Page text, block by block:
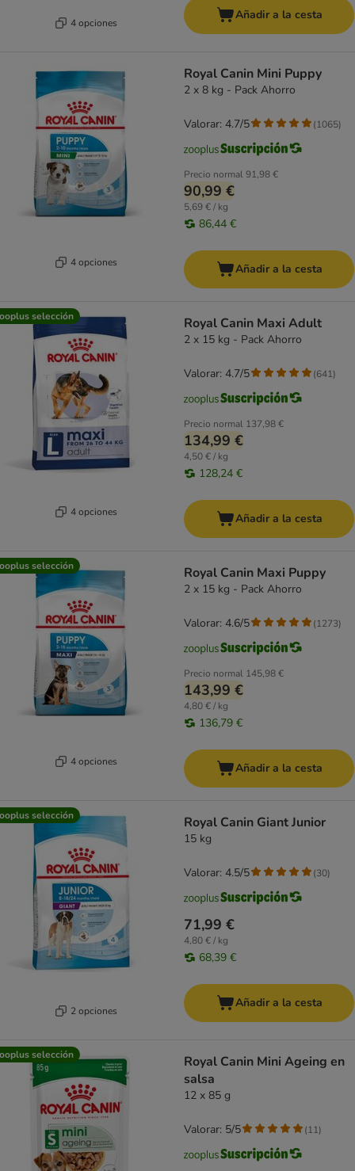
4 opciones
Añadir a la cesta
4 opciones
Royal Canin Mini Puppy
2 x 8 kg - Pack Ahorro
Precio normal91,98 €
90,99 €
5,69 € / kg
86,44 €
Valorar: 4.7/5 (1065)
Añadir a la cesta
selección
4 opciones
Royal Canin Maxi Adult
2 x 15 kg - Pack Ahorro
Precio normal 137,98 €
134,99 €
4,50 € / kg
128,24 €
Valorar: 4.7/5 (641)
Añadir a la cesta
selección
4 opciones
Royal Canin Maxi Puppy
2 x 15 kg - Pack Ahorro
Precio normal 145,98 €
143,99 €
4,80 € / kg
136,79 €
Valorar: 4.6/5 (1273)
Añadir a la cesta
selección
2 opciones
Royal Canin Giant Junior
15 kg
71,99 €
4,80 € / kg
68,39 €
Valorar: 4.5/5 (30)
Añadir a la cesta
selección
Royal Canin Mini Ageing en
salsa
12 x 85 g
Valorar: 5/5 (11)